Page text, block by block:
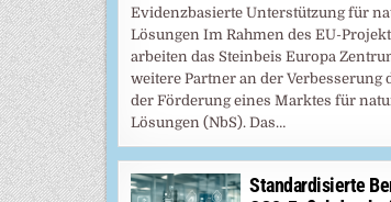
Evidenzbasierte Unterstützung für
Lösungen Im Rahmen des EU-
arbeiten das Steinbeis Europa
weitere Partner an der Verbesserung
der Förderung eines Marktes für
Lösungen (NbS). Das…
Standardisierte